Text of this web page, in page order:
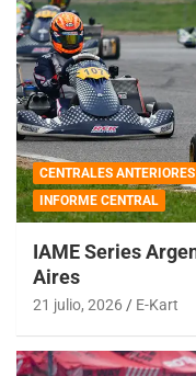
CENTRALES ANTERIORES
INFORME CENTRAL
IAME Series
Aires
21 julio, 2026 E-Kart